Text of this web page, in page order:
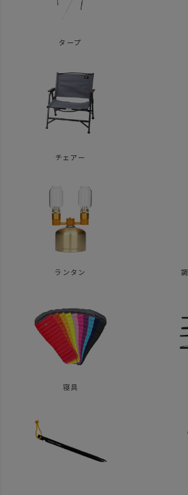
タープ
チェアー
ランタン
寝具